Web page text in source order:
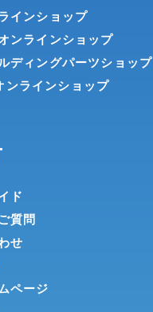
インショップ
ンラインショップ
ディングパーツショップ
ラインショップ
ド
質問
せ
ページ